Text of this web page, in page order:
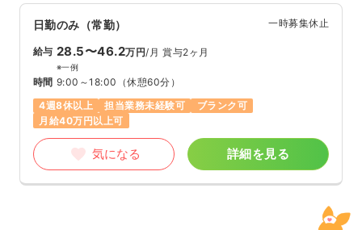
日勤のみ（常勤） 一時募集休止
給与 28.5〜46.2万円/月 賞与2ヶ月
※一例
時間 9:00～18:00 （休憩60分）
4週8休以上
担当業務未経験可
ブランク可
月給40万円以上可
気になる 詳細を見る